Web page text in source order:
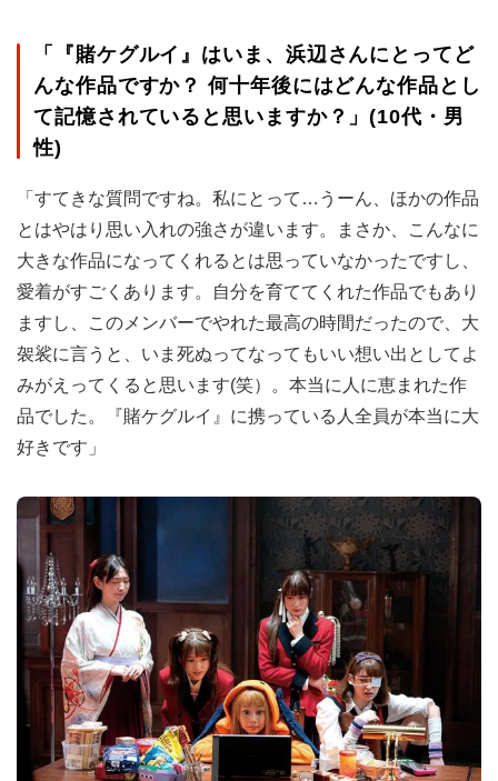
「『賭ケグルイ』はいま、浜辺さんにとってど
んな作品ですか？ 何十年後にはどんな作品とし
て記憶されていると思いますか？」(10代・男
性)
「すてきな質問ですね。私にとって…うーん、ほかの作品
とはやはり思い入れの強さが違います。まさか、こんなに
大きな作品になってくれるとは思っていなかったですし、
愛着がすごくあります。自分を育ててくれた作品でもあり
ますし、このメンバーでやれた最高の時間だったので、大
袈裟に言うと、いま死ぬってなってもいい想い出としてよ
みがえってくると思います(笑）。本当に人に恵まれた作
品でした。『賭ケグルイ』に携っている人全員が本当に大
好きです」